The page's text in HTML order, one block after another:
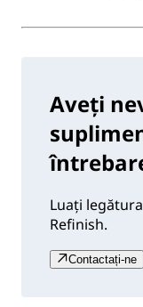
Aveți
Luați
Refinish.
Contactați-ne